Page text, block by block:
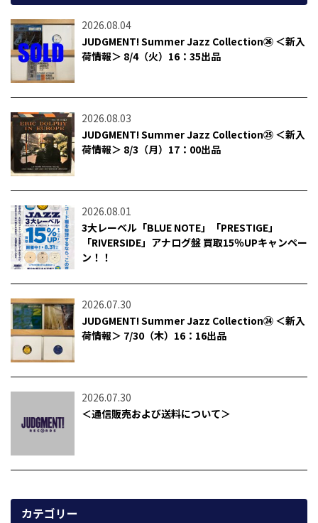
2026.08.04
JUDGMENT! Summer Jazz Collection㉖ ＜新入
荷情報＞ 8/4（火）16：35出品
2026.08.03
JUDGMENT! Summer Jazz Collection㉕ ＜新入
荷情報＞ 8/3（月）17：00出品
2026.08.01
3大レーベル「BLUE NOTE」「PRESTIGE」
「RIVERSIDE」アナログ盤 買取15％UPキャンペー
ン！！
2026.07.30
JUDGMENT! Summer Jazz Collection㉔ ＜新入
荷情報＞ 7/30（木）16：16出品
2026.07.30
＜通信販売および送料について＞
カテゴリー